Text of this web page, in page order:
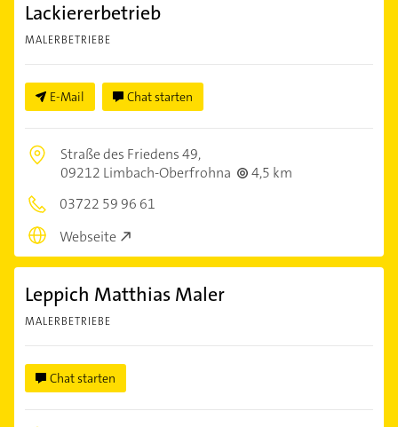
Lackiererbetrieb
MALERBETRIEBE
E-Mail Chat starten
Straße des Friedens 49,
09212 Limbach-Oberfrohna
4,5 km
03722 59 96 61
Webseite
Leppich Matthias Maler
MALERBETRIEBE
Chat starten